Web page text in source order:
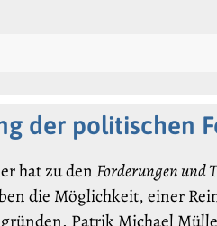
der politischen
hat zu denForderungen und
die Möglichkeit, einer
Patrik Michael